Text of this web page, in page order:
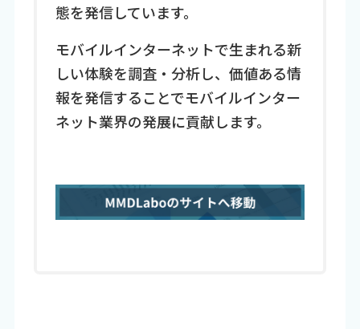
態を発信しています。
モバイルインターネットで生まれる新
しい体験を調査・分析し、価値ある情
報を発信することでモバイルインター
ネット業界の発展に貢献します。